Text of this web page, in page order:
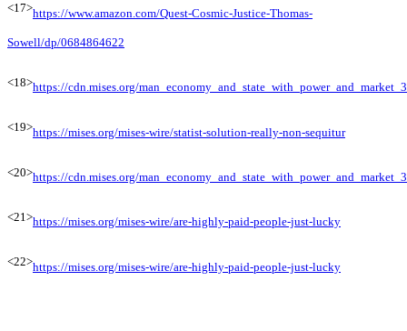
<17>https://www.amazon.com/Quest-Cosmic-Justice-Thomas-
Sowell/dp/0684864622
<18>https://cdn.mises.org/
<19>https://mises.org/mises-wire/statist-solution-really-non-sequitur
<20>https://cdn.mises.org/
<21>https://mises.org/mises-wire/are-highly-paid-people-just-lucky
<22>https://mises.org/mises-wire/are-highly-paid-people-just-lucky